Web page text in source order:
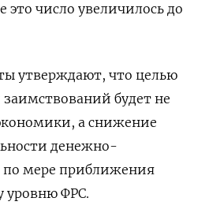
это число увеличилось до
утверждают, что целью
будет не
а снижение
денежно-
мере приближения
уровню ФРС.